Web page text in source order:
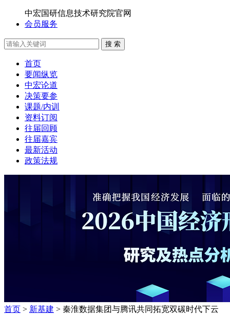
中宏国研信息技术研究院官网
会员服务
搜 索
首页
要闻纵览
中宏论道
决策要参
课题/内训
资料订阅
往届回顾
往届嘉宾
最新活动
政策法规
首页 > 新基建 > 秦淮数据集团与腾讯共同拓宽双碳时代下云